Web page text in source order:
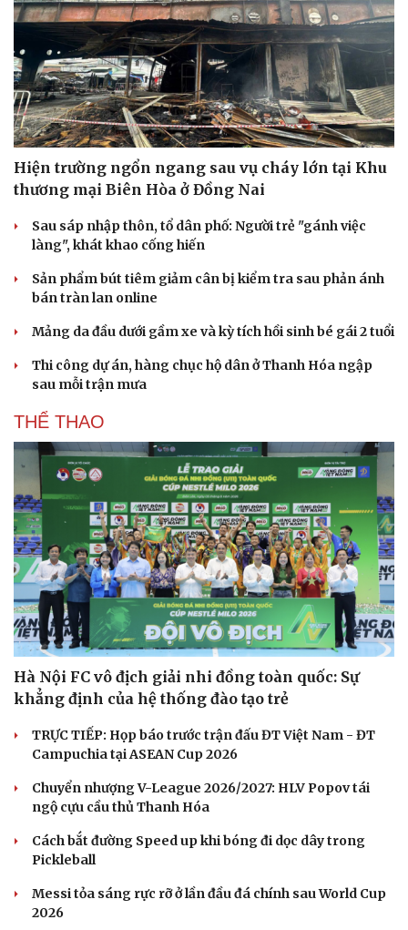
Hiện trường ngổn ngang sau vụ cháy lớn tại Khu
thương mại Biên Hòa ở Đồng Nai
Sau sáp nhập thôn, tổ dân phố: Người trẻ "gánh việc
làng", khát khao cống hiến
Sản phẩm bút tiêm giảm cân bị kiểm tra sau phản ánh
bán tràn lan online
Mảng da đầu dưới gầm xe và kỳ tích hồi sinh bé gái 2 tuổi
Thi công dự án, hàng chục hộ dân ở Thanh Hóa ngập
sau mỗi trận mưa
THỂ THAO
Hà Nội FC vô địch giải nhi đồng toàn quốc: Sự
khẳng định của hệ thống đào tạo trẻ
TRỰC TIẾP: Họp báo trước trận đấu ĐT Việt Nam - ĐT
Campuchia tại ASEAN Cup 2026
Chuyển nhượng V-League 2026/2027: HLV Popov tái
ngộ cựu cầu thủ Thanh Hóa
Cách bắt đường Speed up khi bóng đi dọc dây trong
Pickleball
Messi tỏa sáng rực rỡ ở lần đầu đá chính sau World Cup
2026